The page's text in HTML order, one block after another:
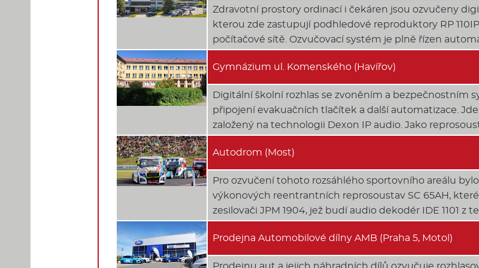
Zdravotní prostory ordinací i čekáren jsou ozvučeny
kterou zde zastupují podhledové reproduktory RP
počítačové sítě. Ozvučovací systém je plně řízen
Gymnázium ul. Komenského (Havířov)
Digitální školní rozhlas se zvoněním a bezpečnostním
připojení evakuačních tlačítek a další automatizace.
založený na technologii Dexon IP audio. Jako
Autodrom (Most)
Pro ozvučení tohoto rozsáhlého sportovního areálu
výkonových reentrantních reprosoustav SC 65AH,
zesilovači JPM 1904, jež budí audio dekodér IDE 1101 z
Prodejna Automobilové dílny AMB (Praha 5, Motol)
Prodejnu aut a jejich náhradních dílů ozvučuje